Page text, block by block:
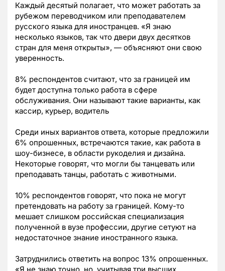
Каждый десятый полагает, что может работать за
рубежом переводчиком или преподавателем
русского языка для иностранцев. «Я знаю
несколько языков, так что двери двух десятков
стран для меня открыты», — объясняют они свою
уверенность.
8% респондентов считают, что за границей им
будет доступна только работа в сфере
обслуживания. Они называют такие варианты, как
кассир, курьер, водитель
Среди иных вариантов ответа, которые предложили
6% опрошенных, встречаются такие, как работа в
шоу-бизнесе, в области рукоделия и дизайна.
Некоторые говорят, что могли бы танцевать или
преподавать танцы, работать с животными.
10% респондентов говорят, что пока не могут
претендовать на работу за границей. Кому-то
мешает слишком российская специализация
полученной в вузе профессии, другие сетуют на
недостаточное знание иностранного языка.
Затруднились ответить на вопрос 13% опрошенных.